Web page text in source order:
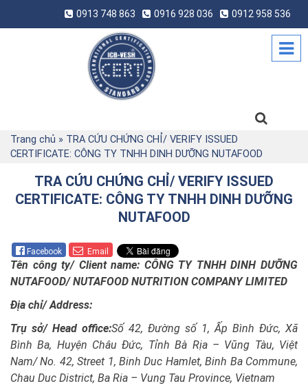
0913 748 863 0916 928 036 0912 958 536
Trang chủ » TRA CỨU CHỨNG CHỈ/ VERIFY ISSUED
CERTIFICATE: CÔNG TY TNHH DINH DƯỠNG NUTAFOOD
TRA CỨU CHỨNG CHỈ/ VERIFY ISSUED
CERTIFICATE: CÔNG TY TNHH DINH DƯỠNG
NUTAFOOD
Facebook Email
Tên công ty/ Client name: CÔNG TY TNHH DINH DƯỠNG
NUTAFOOD/ NUTAFOOD NUTRITION COMPANY LIMITED
Địa chỉ/ Address:
Trụ sở/ Head office:Số 42, Đường số 1, Ấp Bình Đức, Xã
Bình Ba, Huyện Châu Đức, Tỉnh Bà Rịa – Vũng Tàu, Việt
Nam/ No. 42, Street 1, Binh Duc Hamlet, Binh Ba Commune,
Chau Duc District, Ba Ria – Vung Tau Province, Vietnam